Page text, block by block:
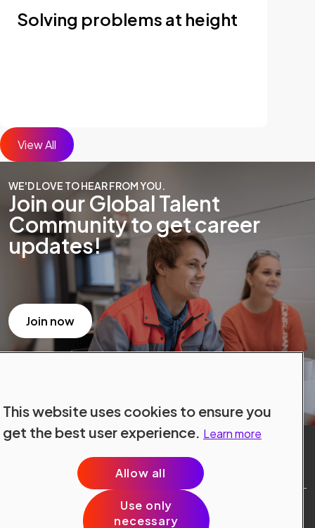
Solving problems at height
View All
WE'D LOVE TO HEAR FROM YOU.
Join our Global Talent
Community to get career
updates!
Join now
Site Terms
This website uses cookies to ensure you
get the best user experience. Learn more
Allow all
Use only
necessary